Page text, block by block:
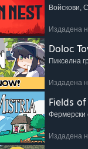
Войскови,
Издадена
Doloc
Пикселна
Издадена
Fields
Фермерски
Издадена